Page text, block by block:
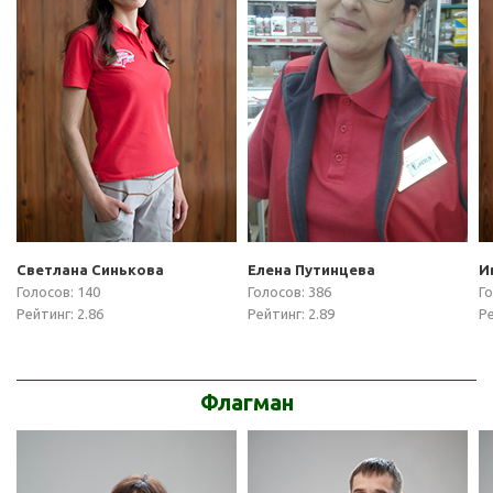
Светлана Синькова
Голосов: 140
Рейтинг: 2.86
Елена Путинцева
Голосов: 386
Рейтинг: 2.89
Флагман